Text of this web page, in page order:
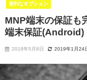
便利なオプション
MNP端末の保証も
端末保証(Android)
2018年5月8日 2019年1月24